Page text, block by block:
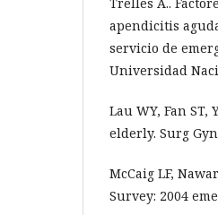
apendicitis
servicio de
Universidad
Lau WY, Fan
elderly. Surg
McCaig LF,
Survey: 2004